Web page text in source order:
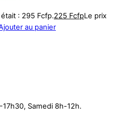
: 295 Fcfp.225 FcfpLe prix
au panier
Samedi 8h-12h.